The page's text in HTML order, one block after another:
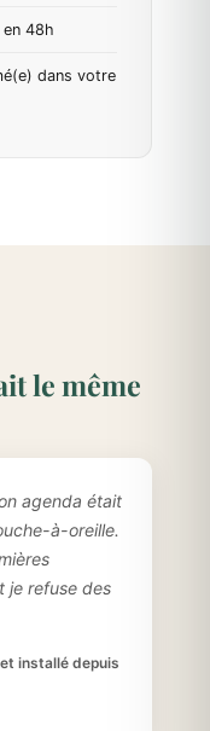
48h
dans votre
le même
agenda était
à-oreille.
je refuse des
installé depuis